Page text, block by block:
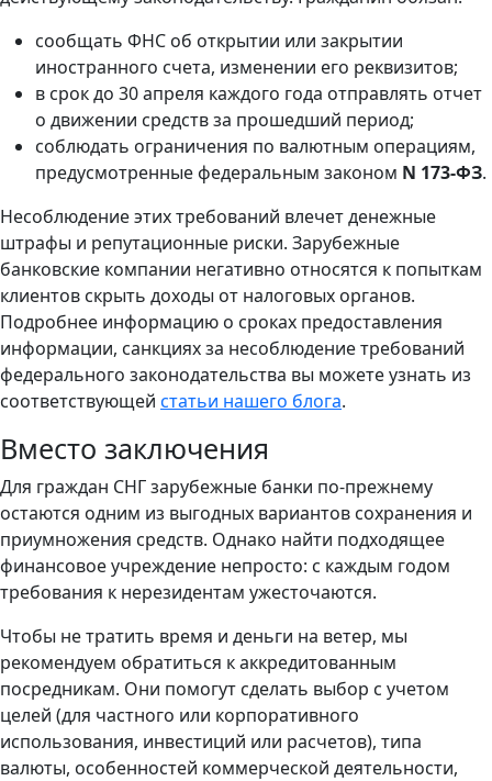
сообщать ФНС об открытии или закрытии
иностранного счета, изменении его реквизитов;
в срок до 30 апреля каждого года отправлять отчет
о движении средств за прошедший период;
соблюдать ограничения по валютным операциям,
предусмотренные федеральным законом N 173-ФЗ.
Несоблюдение этих требований влечет денежные
штрафы и репутационные риски. Зарубежные
банковские компании негативно относятся к попыткам
клиентов скрыть доходы от налоговых органов.
Подробнее информацию о сроках предоставления
информации, санкциях за несоблюдение требований
федерального законодательства вы можете узнать из
соответствующей статьи нашего блога.
Вместо заключения
Для граждан СНГ зарубежные банки по-прежнему
остаются одним из выгодных вариантов сохранения и
приумножения средств. Однако найти подходящее
финансовое учреждение непросто: с каждым годом
требования к нерезидентам ужесточаются.
Чтобы не тратить время и деньги на ветер, мы
рекомендуем обратиться к аккредитованным
посредникам. Они помогут сделать выбор с учетом
целей (для частного или корпоративного
использования, инвестиций или расчетов), типа
валюты, особенностей коммерческой деятельности,